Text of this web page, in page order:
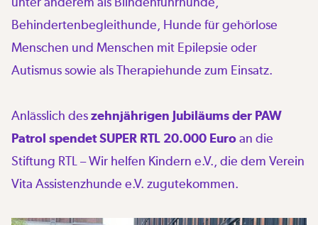
Behindertenbegleithunde, Hunde für gehörlose
Menschen und Menschen mit Epilepsie oder
Autismus sowie als Therapiehunde zum Einsatz.
Anlässlich deszehnjährigen Jubiläums der PAW
Patrol spendet SUPER RTL 20.000 Euroan die
Stiftung RTL – Wir helfen Kindern e.V., die dem Verein
Vita Assistenzhunde e.V. zugutekommen.